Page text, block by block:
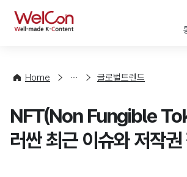
WelCon
Home
향
계
글로벌트렌드
NFT(Non Fungible
러싼 최근 이슈와 저작권